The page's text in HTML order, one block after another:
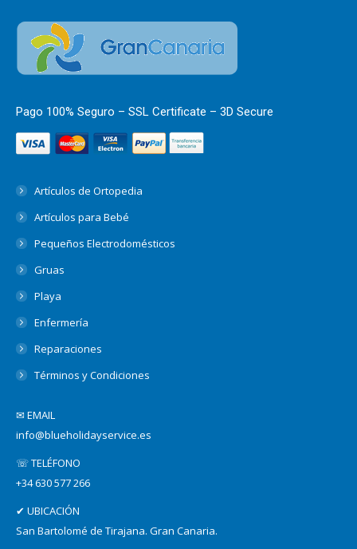
Pago 100% Seguro – SSL Certificate – 3D Secure
Artículos de Ortopedia
Artículos para Bebé
Pequeños Electrodomésticos
Gruas
Playa
Enfermería
Reparaciones
Términos y Condiciones
✉ EMAIL
info@blueholidayservice.es
☏ TELÉFONO
+34 630 577 266
✔ UBICACIÓN
San Bartolomé de Tirajana. Gran Canaria.